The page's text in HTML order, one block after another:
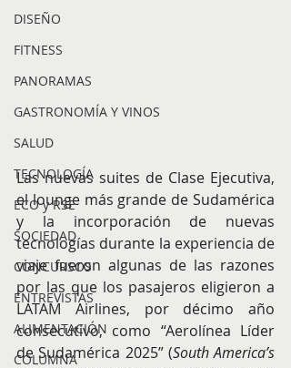
DISEÑO
FITNESS
PANORAMAS
GASTRONOMÍA Y VINOS
SALUD
TECNOLOGÍA
ECO y RSE
SOCIEDAD
CONCURSOS
ENTREVISTAS
ALIMENTACIÓN
COLUMNA
Las nuevas suites de Clase Ejecutiva,
el lounge más grande de Sudamérica
y la incorporación de nuevas
tecnologías durante la experiencia de
viaje fueron algunas de las razones
por las que los pasajeros eligieron a
LATAM Airlines, por décimo año
consecutivo, como “Aerolínea Líder
de Sudamérica 2025” (South America’s